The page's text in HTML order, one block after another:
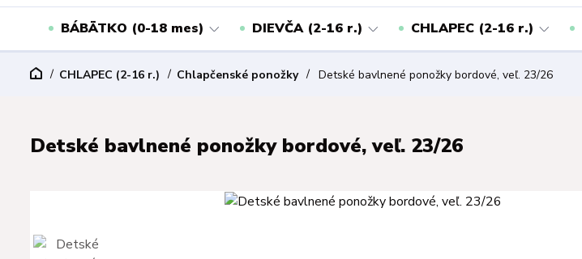
BÁBÄTKO (0-18 mes) DIEVČA (2-16 r.) CHLAPEC (2-16 r.)
CHLAPEC (2-16 r.) Chlapčenské ponožky Detské bavlnené ponožky bordové, veľ. 23/26
Detské bavlnené ponožky bordové, veľ. 23/26